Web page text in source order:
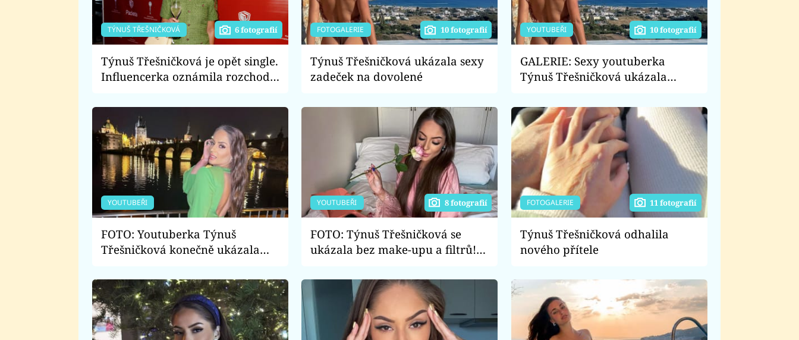
TÝNUŠ TŘEŠNIČKOVÁ 6 fotografií
Týnuš Třešničková je opět single.
Influencerka oznámila rozchod
FOTOGALERIE 10 fotografií
Týnuš Třešničková ukázala sexy
zadeček na dovolené
YOUTUBEŘI 10 fotografií
GALERIE: Sexy youtuberka
Týnuš Třešničková ukázala
starší přítel
YOUTUBEŘI
FOTO: Youtuberka Týnuš
Třešničková konečně ukázala
YOUTUBEŘI 8 fotografií
FOTO: Týnuš Třešničková se
ukázala bez make-upu a filtrů!
FOTOGALERIE 11 fotografií
Týnuš Třešničková odhalila
nového přítele